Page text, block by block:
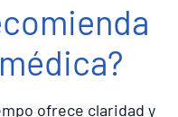
ofrece claridad y